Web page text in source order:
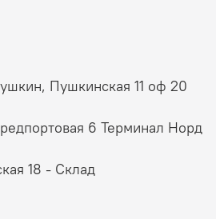
Пушкинская 11 оф 20
6 Терминал Норд
18 - Склад